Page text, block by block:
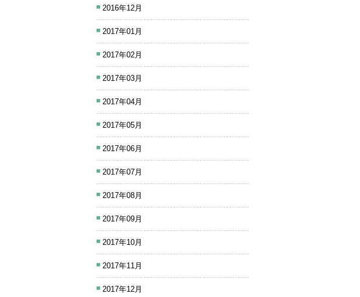
2016年12月
2017年01月
2017年02月
2017年03月
2017年04月
2017年05月
2017年06月
2017年07月
2017年08月
2017年09月
2017年10月
2017年11月
2017年12月